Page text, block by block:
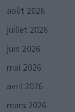
août 2026
juillet 2026
juin 2026
mai 2026
avril 2026
mars 2026